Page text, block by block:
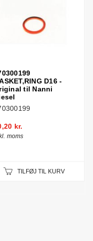
D16 -
til Nanni
kr.
moms
TILFØJ TIL KURV